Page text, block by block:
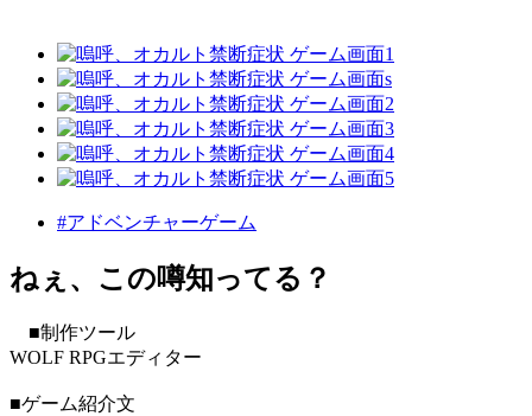
#アドベンチャーゲーム
ねぇ、この噂知ってる？
■制作ツール
WOLF RPGエディター
■ゲーム紹介文